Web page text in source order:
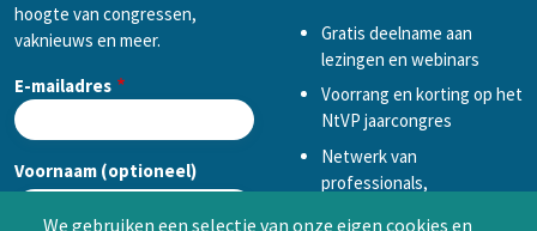
We gebruiken een selectie van onze eigen cookies en
hoogte van congressen,
vaknieuws en meer.
E-mailadres
Voornaam (optioneel)
Gratis deelname aan
lezingen en webinars
Voorrang en korting op het
NtVP jaarcongres
Netwerk van
professionals,